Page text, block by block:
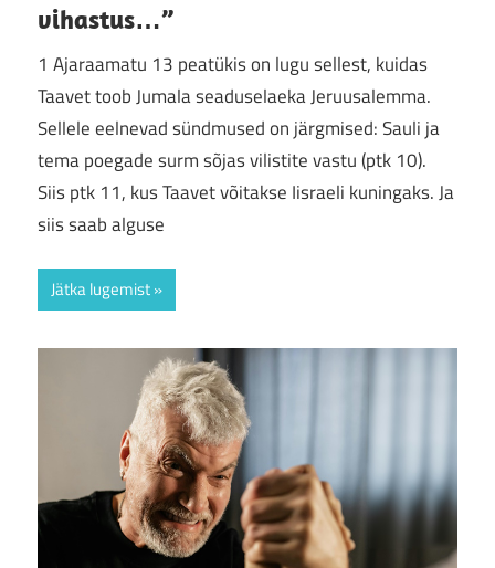
vihastus…”
1 Ajaraamatu 13 peatükis on lugu sellest, kuidas
Taavet toob Jumala seaduselaeka Jeruusalemma.
Sellele eelnevad sündmused on järgmised: Sauli ja
tema poegade surm sõjas vilistite vastu (ptk 10).
Siis ptk 11, kus Taavet võitakse Iisraeli kuningaks. Ja
siis saab alguse
Jätka lugemist